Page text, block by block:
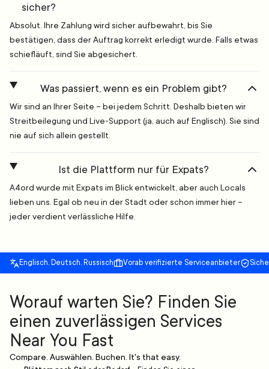
sicher?
Absolut. Ihre Zahlung wird sicher aufbewahrt, bis Sie
bestätigen, dass der Auftrag korrekt erledigt wurde. Falls etwas
schiefläuft, sind Sie abgesichert.
Was passiert, wenn es ein Problem gibt?
Wir sind an Ihrer Seite – bei jedem Schritt. Deshalb bieten wir
Streitbeilegung und Live-Support (ja, auch auf Englisch). Sie sind
nie auf sich allein gestellt.
Ist die Plattform nur für Expats?
A4ord wurde mit Expats im Blick entwickelt, aber auch Locals
lieben uns. Egal ob neu in der Stadt oder schon immer hier –
jeder verdient verlässliche Hilfe.
Englisch, Deutsch, Russisch Vorab verifizierte Serviceanbieter
Worauf warten Sie? Finden Sie
einen zuverlässigen Services
Near You Fast
Compare. Auswählen. Buchen. It's that easy.